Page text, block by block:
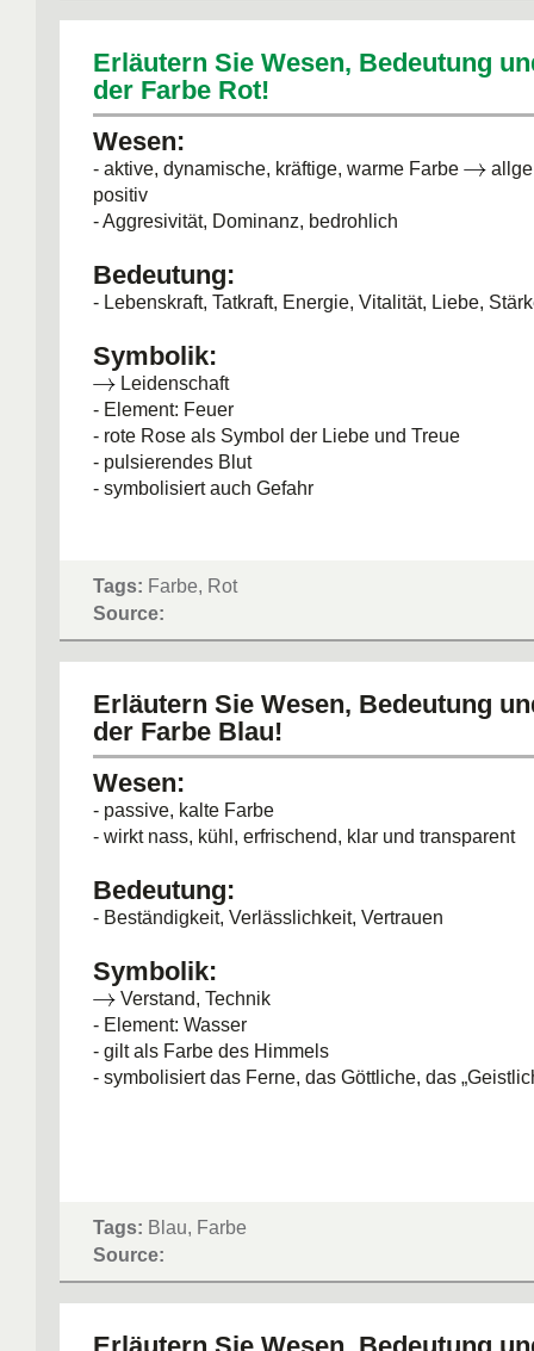
Erläutern Sie Wesen, Bedeutung
der Farbe Rot!
Wesen:
- aktive, dynamische, kräftige, warme Farbe
positiv
- Aggresivität, Dominanz, bedrohlich
Bedeutung:
- Lebenskraft, Tatkraft, Energie, Vitalität, Liebe,
Symbolik:
Leidenschaft
- Element: Feuer
- rote Rose als Symbol der Liebe und Treue
- pulsierendes Blut
- symbolisiert auch Gefahr
Tags: Farbe, Rot
Source:
Erläutern Sie Wesen, Bedeutung
der Farbe Blau!
Wesen:
- passive, kalte Farbe
- wirkt nass, kühl, erfrischend, klar und transparent
Bedeutung:
- Beständigkeit, Verlässlichkeit, Vertrauen
Symbolik:
Verstand, Technik
- Element: Wasser
- gilt als Farbe des Himmels
- symbolisiert das Ferne, das Göttliche, das
Tags: Blau, Farbe
Source: